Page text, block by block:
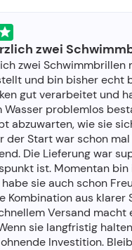
zwei
zwei Schwimmbrillen
und bin bisher echt
gut verarbeitet und
Wasser problemlos
abzuwarten, wie sie
der Start war schon mal
Die Lieferung war
ist. Momentan
sie auch schon
Kombination aus klarer
Versand macht
sie langfristig
Investition.